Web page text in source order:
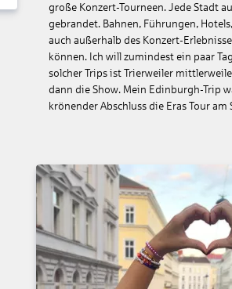
große Konzert-Tourneen. Jede Stadt
gebrandet. Bahnen, Führungen,
auch außerhalb des Konzert-
können. Ich will zumindest ein paar
solcher Trips ist Trierweiler
dann die Show. Mein Edinburgh-Trip
krönender Abschluss die Eras Tour am